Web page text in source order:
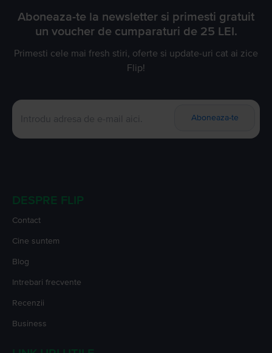
Aboneaza-te la newsletter si primesti gratuit
un voucher de cumparaturi de 25 LEI.
Primesti cele mai fresh stiri, oferte si update-uri cat ai zice
Flip!
Aboneaza-te
DESPRE FLIP
Contact
Cine suntem
Blog
Intrebari frecvente
Recenzii
Business